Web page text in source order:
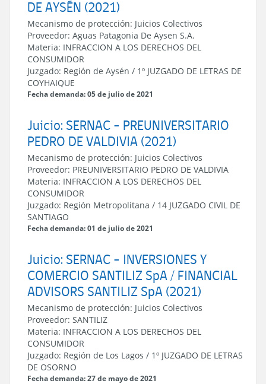
DE AYSÉN (2021)
Mecanismo de protección: Juicios Colectivos
Proveedor: Aguas Patagonia De Aysen S.A.
Materia: INFRACCION A LOS DERECHOS DEL
CONSUMIDOR
Juzgado: Región de Aysén / 1º JUZGADO DE LETRAS DE
COYHAIQUE
Fecha demanda: 05 de julio de 2021
Juicio: SERNAC - PREUNIVERSITARIO
PEDRO DE VALDIVIA (2021)
Mecanismo de protección: Juicios Colectivos
Proveedor: PREUNIVERSITARIO PEDRO DE VALDIVIA
Materia: INFRACCION A LOS DERECHOS DEL
CONSUMIDOR
Juzgado: Región Metropolitana / 14 JUZGADO CIVIL DE
SANTIAGO
Fecha demanda: 01 de julio de 2021
Juicio: SERNAC - INVERSIONES Y
COMERCIO SANTILIZ SpA / FINANCIAL
ADVISORS SANTILIZ SpA (2021)
Mecanismo de protección: Juicios Colectivos
Proveedor: SANTILIZ
Materia: INFRACCION A LOS DERECHOS DEL
CONSUMIDOR
Juzgado: Región de Los Lagos / 1º JUZGADO DE LETRAS
DE OSORNO
Fecha demanda: 27 de mayo de 2021